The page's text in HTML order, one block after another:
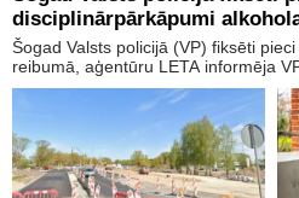
disciplinārpārkāpumi
Šogad Valsts policijā (VP) fiksēti
reibumā, aģentūru LETA informēja